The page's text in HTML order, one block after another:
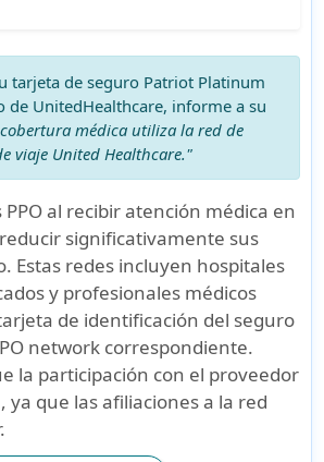
tarjeta de seguro Patriot Platinum
de UnitedHealthcare, informe a su
médica utiliza la red de
viaje United Healthcare."
al recibir atención médica en
reducir significativamente sus
Estas redes incluyen hospitales
y profesionales médicos
de identificación del seguro
network correspondiente.
la participación con el proveedor
ya que las afiliaciones a la red